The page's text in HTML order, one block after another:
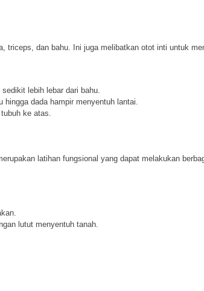
triceps, dan bahu. Ini juga melibatkan otot inti untuk
lebih lebar dari bahu.
hingga dada hampir menyentuh lantai.
ke atas.
latihan fungsional yang dapat melakukan
lutut menyentuh tanah.